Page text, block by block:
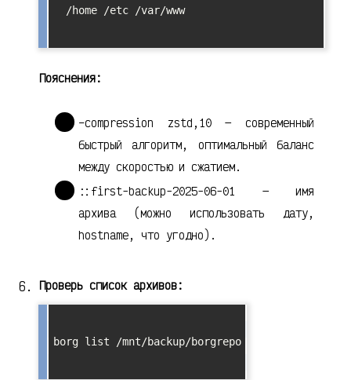
Пояснения:
–compression zstd,10 — современный
быстрый алгоритм, оптимальный баланс
между скоростью и сжатием.
::first-backup-2025-06-01 — имя
архива (можно использовать дату,
hostname, что угодно).
Проверь список архивов:
borg list /mnt/backup/borgrepo